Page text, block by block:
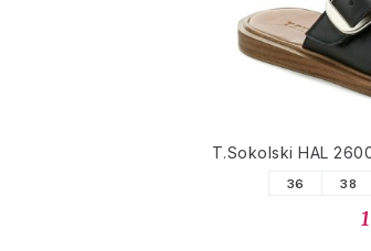
T.Sokolski HAL
36 38